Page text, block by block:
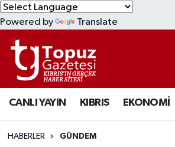
Powered by Translate
CANLI YAYIN KIBRIS EKONOMİ
HABERLER GÜNDEM
KIBRIS
DÜNYA
EKONOMİ
MAGAZİN
Lefkoşa Nöbetçi Eczaneler
Lefkoşa Hava Durumu
Lefkoşa Trafik Yoğunluk
Süper Lig Puan Durumu ve